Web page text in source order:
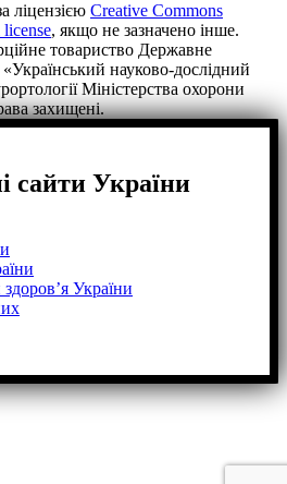
ліцензією Creative Commons
, якщо не зазначено інше.
товариство Державне
науково-дослідний
Міністерства охорони
захищені.
сайти України
України